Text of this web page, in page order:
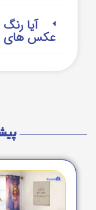
آیا
عکس های